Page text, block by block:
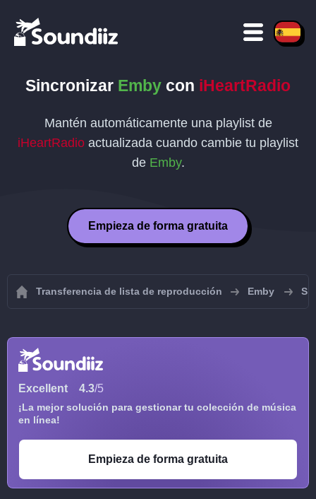
Sincronizar Emby con iHeartRadio
Mantén automáticamente una playlist de
iHeartRadio actualizada cuando cambie tu playlist
de Emby.
Empieza de forma gratuita
Transferencia de lista de reproducción Emby
Excellent 4.3/5
¡La mejor solución para gestionar tu colección de música
en línea!
Empieza de forma gratuita